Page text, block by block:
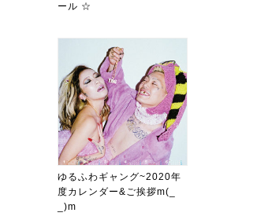
ール ☆
ゆるふわギャング~2020年
度カレンダー&ご挨拶m(_
_)m